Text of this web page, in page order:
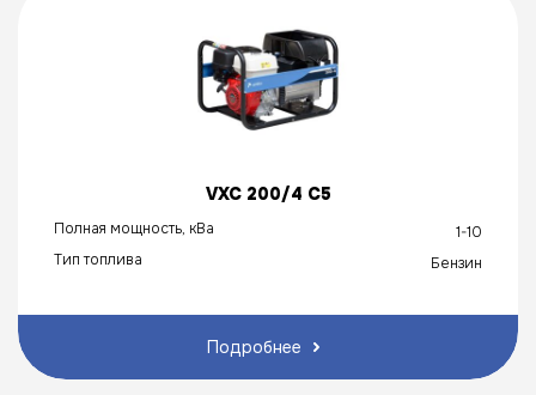
VXC 200/4 C5
Полная мощность, кВа
1-10
Тип топлива
Бензин
Подробнее